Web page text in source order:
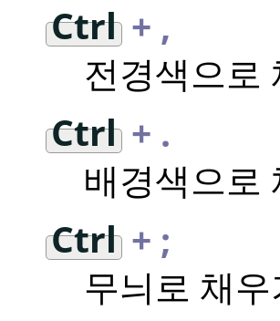
Ctrl+ ,
전경색으로
Ctrl+ .
배경색으로
Ctrl+ ;
무늬로 채우